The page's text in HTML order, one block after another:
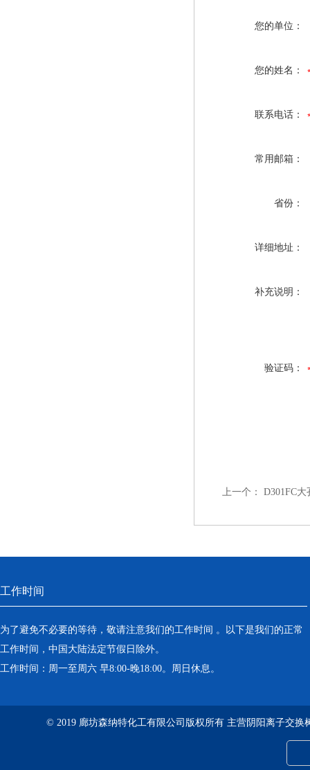
您的单位：
您的姓名：
联系电话：
常用邮箱：
省份：
详细地址：
补充说明：
验证码：
上一个： D301FC
工作时间
为了避免不必要的等待，敬请注意我们的工作时间 。以下是我们的正常
工作时间，中国大陆法定节假日除外。
工作时间：周一至周六 早8:00-晚18:00。周日休息。
© 2019 廊坊森纳特化工有限公司版权所有 主营阴阳离子交换